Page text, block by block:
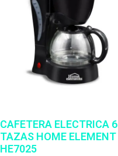
CAFETERA ELECTRICA 6
TAZAS HOME ELEMENT
HE7025